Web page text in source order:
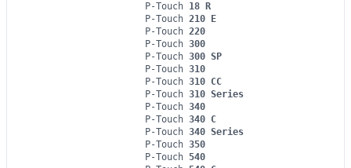
P-Touch 18 R
P-Touch 210 E
P-Touch 220
P-Touch 300
P-Touch 300 SP
P-Touch 310
P-Touch 310 CC
P-Touch 310 Series
P-Touch 340
P-Touch 340 C
P-Touch 340 Series
P-Touch 350
P-Touch 540